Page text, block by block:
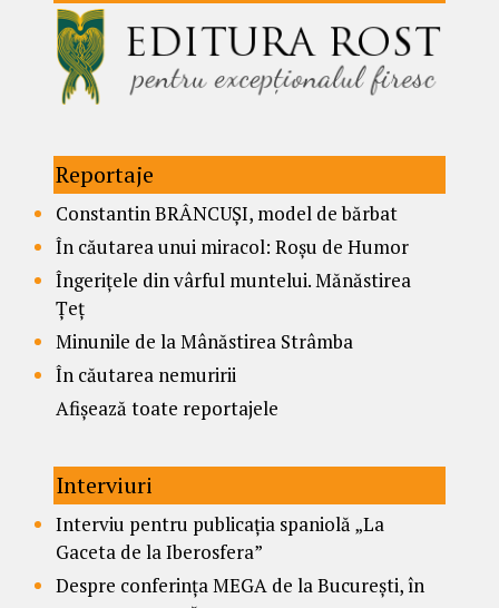
Reportaje
Constantin BRÂNCUȘI, model de bărbat
În căutarea unui miracol: Roșu de Humor
Îngerițele din vârful muntelui. Mănăstirea
Țeț
Minunile de la Mânăstirea Strâmba
În căutarea nemuririi
Afișează toate reportajele
Interviuri
Interviu pentru publicația spaniolă „La
Gaceta de la Iberosfera”
Despre conferința MEGA de la București, în